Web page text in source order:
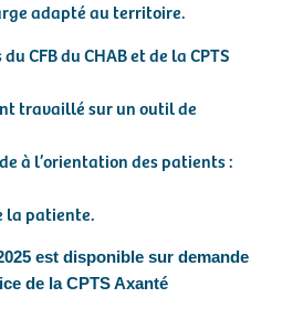
adapté au territoire.
CFB du CHAB et de la CPTS
travaillé sur un outil de
à l’orientation des patients :
la patiente.
est disponible sur demande
de la CPTS Axanté